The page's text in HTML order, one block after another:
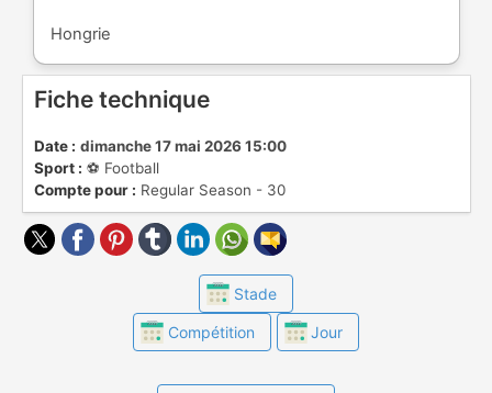
dans l'élite.
Hongrie
Fiche technique
Date : dimanche 17 mai 2026 15:00
Sport : ⚽️ Football
Compte pour : Regular Season - 30
Stade
Compétition Jour